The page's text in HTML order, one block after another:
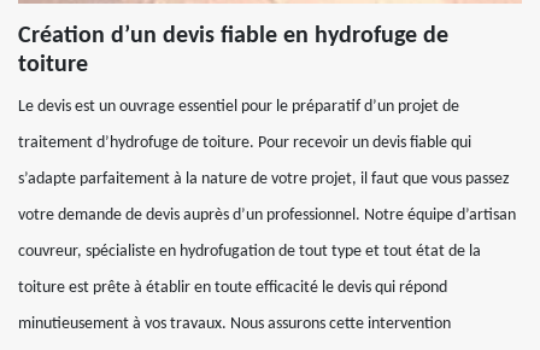
Création d’un devis fiable en hydrofuge de
toiture
Le devis est un ouvrage essentiel pour le préparatif d’un projet de
traitement d’hydrofuge de toiture. Pour recevoir un devis fiable qui
s’adapte parfaitement à la nature de votre projet, il faut que vous passez
votre demande de devis auprès d’un professionnel. Notre équipe d’artisan
couvreur, spécialiste en hydrofugation de tout type et tout état de la
toiture est prête à établir en toute efficacité le devis qui répond
minutieusement à vos travaux. Nous assurons cette intervention